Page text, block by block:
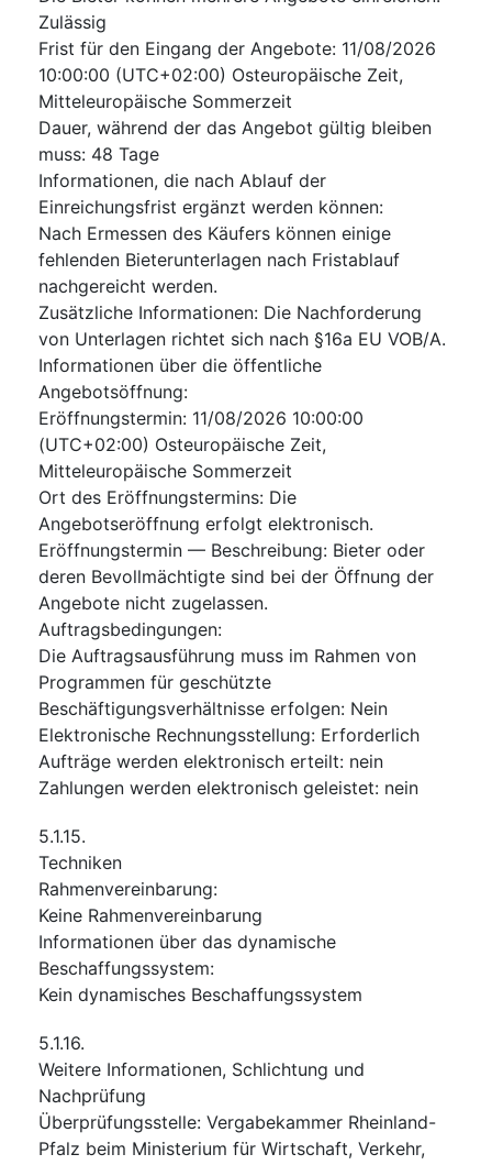
Zulässig
Frist für den Eingang der Angebote: 11/08/2026
10:00:00 (UTC+02:00) Osteuropäische Zeit,
Mitteleuropäische Sommerzeit
Dauer, während der das Angebot gültig bleiben
muss: 48 Tage
Informationen, die nach Ablauf der
Einreichungsfrist ergänzt werden können:
Nach Ermessen des Käufers können einige
fehlenden Bieterunterlagen nach Fristablauf
nachgereicht werden.
Zusätzliche Informationen: Die Nachforderung
von Unterlagen richtet sich nach §16a EU VOB/A.
Informationen über die öffentliche
Angebotsöffnung:
Eröffnungstermin: 11/08/2026 10:00:00
(UTC+02:00) Osteuropäische Zeit,
Mitteleuropäische Sommerzeit
Ort des Eröffnungstermins: Die
Angebotseröffnung erfolgt elektronisch.
Eröffnungstermin — Beschreibung: Bieter oder
deren Bevollmächtigte sind bei der Öffnung der
Angebote nicht zugelassen.
Auftragsbedingungen:
Die Auftragsausführung muss im Rahmen von
Programmen für geschützte
Beschäftigungsverhältnisse erfolgen: Nein
Elektronische Rechnungsstellung: Erforderlich
Aufträge werden elektronisch erteilt: nein
Zahlungen werden elektronisch geleistet: nein
5.1.15.
Techniken
Rahmenvereinbarung:
Keine Rahmenvereinbarung
Informationen über das dynamische
Beschaffungssystem:
Kein dynamisches Beschaffungssystem
5.1.16.
Weitere Informationen, Schlichtung und
Nachprüfung
Überprüfungsstelle: Vergabekammer Rheinland-
Pfalz beim Ministerium für Wirtschaft, Verkehr,